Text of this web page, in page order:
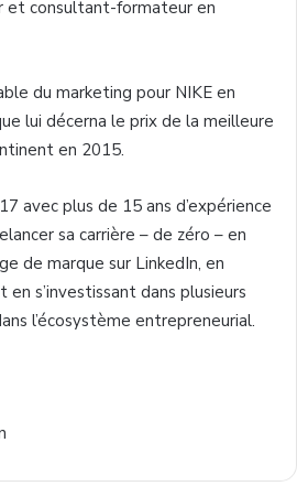
et consultant-formateur en
du marketing pour NIKE en
lui décerna le prix de la meilleure
en 2015.
avec plus de 15 ans d’expérience
sa carrière – de zéro – en
de marque sur LinkedIn, en
s’investissant dans plusieurs
l’écosystème entrepreneurial.